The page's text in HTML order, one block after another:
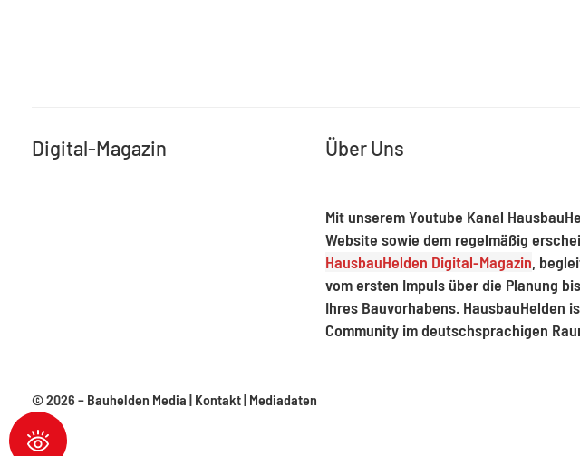
Digital-Magazin Über Uns
Mit unserem Youtube Kanal
Website sowie dem regelmäßig
HausbauHelden Digital-Magazin,
vom ersten Impuls über die Planung
Ihres Bauvorhabens. HausbauHelden
Community im deutschsprachigen
© 2026 – Bauhelden Media | Kontakt| Mediadaten